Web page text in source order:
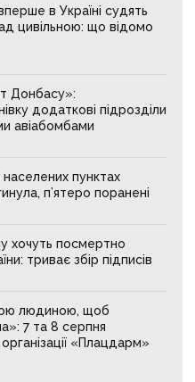
в Україні судять
цивільною: що відомо
Донбасу»:
додаткові підрозділи
авіабомбами
пунктах
п’ятеро поранені
хочуть посмертно
триває збір підписів
людиною, щоб
7 та 8 серпня
«Плацдарм»